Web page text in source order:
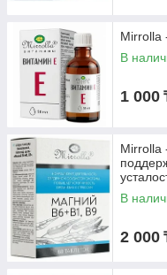
Mirrolla
В
1 000
Mirrolla
В
2 000